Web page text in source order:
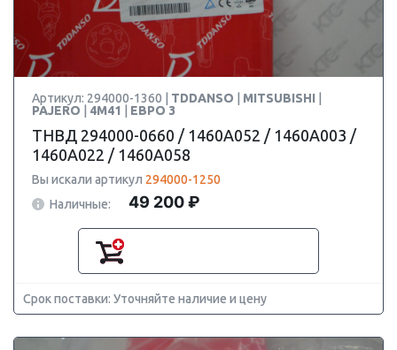
Артикул: 294000-1360 | TDDANSO MITSUBISHI
PAJERO
4M41 ЕВРО 3
ТНВД 294000-0660 / 1460A052 / 1460A003 /
1460A022 / 1460A058
Вы искали артикул 294000-1250
Наличные:
49 200 ₽
Срок поставки: Уточняйте наличие и цену